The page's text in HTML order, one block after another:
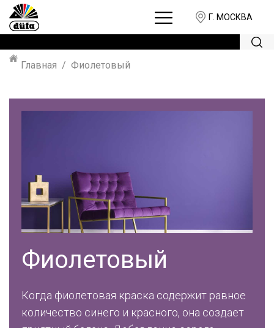
Г. МОСКВА
Главная Фиолетовый
Фиолетовый
Когда фиолетовая краска содержит равное
количество синего и красного, она создает